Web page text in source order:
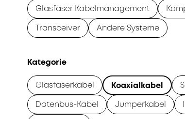
Glasfaser Kabelmanagement
Transceiver
Andere Systeme
Kategorie
Glasfaserkabel Koaxialkabel
Datenbus-Kabel
Jumperkabel